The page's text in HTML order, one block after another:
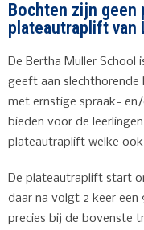
Bochten zijn geen
plateautraplift van
De Bertha Muller School
geeft aan slechthorende
met ernstige spraak-
bieden voor de
plateautraplift welke
De plateautraplift start
daar na volgt 2 keer
precies bij de bovenste